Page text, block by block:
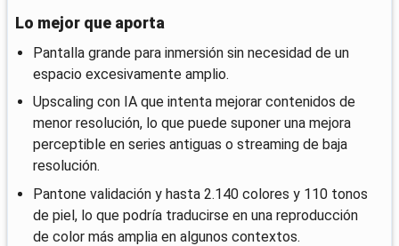
Lo mejor que aporta
Pantalla grande para inmersión sin necesidad de un
espacio excesivamente amplio.
Upscaling con IA que intenta mejorar contenidos de
menor resolución, lo que puede suponer una mejora
perceptible en series antiguas o streaming de baja
resolución.
Pantone validación y hasta 2.140 colores y 110 tonos
de piel, lo que podría traducirse en una reproducción
de color más amplia en algunos contextos.